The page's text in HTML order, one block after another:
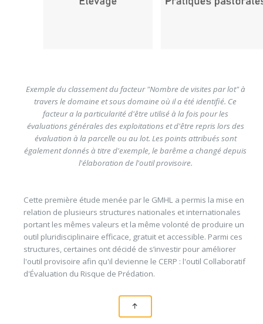
Exemple du classement du facteur "Nombre de visites par lot" à
travers le domaine et sous domaine où il a été identifié. Ce
facteur a la particularité d'être utilisé à la fois pour les
évaluations générales des exploitations et d'être repris lors des
évaluation à la parcelle ou au lot. Les points attribués sont
également donnés à titre d'exemple, le barême a changé depuis
l'élaboration de l'outil provisoire.
Cette première étude menée par le GMHL a permis la mise en
relation de plusieurs structures nationales et internationales
portant les mêmes valeurs et la même volonté de produire un
outil pluridisciplinaire efficace, gratuit et accessible. Parmi ces
structures, certaines ont décidé de s’investir pour améliorer
l'outil provisoire afin qu'il devienne le CERP : l'outil Collaboratif
d'Évaluation du Risque de Prédation.